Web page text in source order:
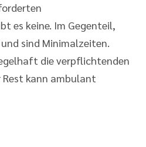
es keine. Im Gegenteil,
sind Minimalzeiten.
die verpflichtenden
kann ambulant